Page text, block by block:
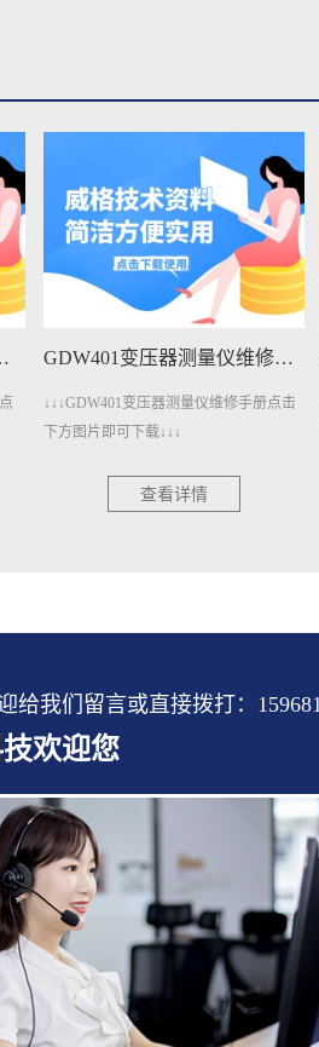
修手册下载 GDW401变压器测量仪维修手册下载
↓↓↓GDW401变压器测量仪维修手册点击
下方图片即可下载↓↓↓
查看详情
给我们留言或直接拨打：
欢迎您